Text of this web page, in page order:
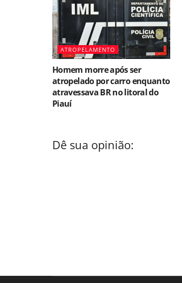
ATROPELAMENTO
Homem morre após ser
atropelado por carro enquanto
atravessava BR no litoral do
Piauí
Dê sua opinião: